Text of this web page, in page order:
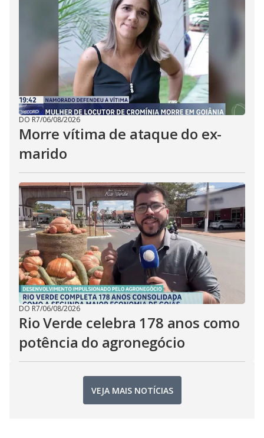
DO R7/06/08/2026
Morre vítima de ataque do ex-
marido
DO R7/06/08/2026
Rio Verde celebra 178 anos como
potência do agronegócio
VEJA MAIS NOTÍCIAS